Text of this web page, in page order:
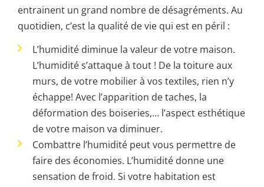
entrainent un grand nombre de désagréments. Au
quotidien, c’est la qualité de vie qui est en péril :
L’humidité diminue la valeur de votre maison.
L’humidité s’attaque à tout ! De la toiture aux
murs, de votre mobilier à vos textiles, rien n’y
échappe! Avec l’apparition de taches, la
déformation des boiseries,… l’aspect esthétique
de votre maison va diminuer.
Combattre l’humidité peut vous permettre de
faire des économies. L’humidité donne une
sensation de froid. Si votre habitation est